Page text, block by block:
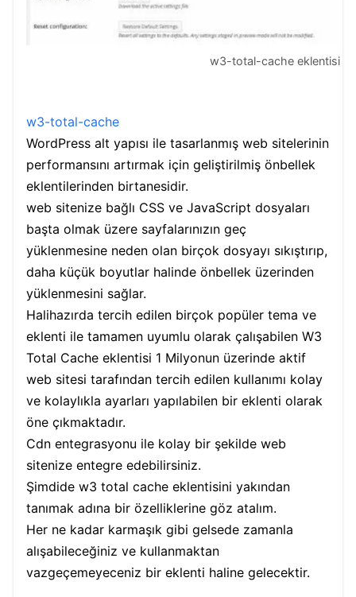
w3-total-cache eklentisi
w3-total-cache
WordPress alt yapısı ile tasarlanmış web sitelerinin
performansını artırmak için geliştirilmiş önbellek
eklentilerinden birtanesidir.
web sitenize bağlı CSS ve JavaScript dosyaları
başta olmak üzere sayfalarınızın geç
yüklenmesine neden olan birçok dosyayı sıkıştırıp,
daha küçük boyutlar halinde önbellek üzerinden
yüklenmesini sağlar.
Halihazırda tercih edilen birçok popüler tema ve
eklenti ile tamamen uyumlu olarak çalışabilen W3
Total Cache eklentisi 1 Milyonun üzerinde aktif
web sitesi tarafından tercih edilen kullanımı kolay
ve kolaylıkla ayarları yapılabilen bir eklenti olarak
öne çıkmaktadır.
Cdn entegrasyonu ile kolay bir şekilde web
sitenize entegre edebilirsiniz.
Şimdide w3 total cache eklentisini yakından
tanımak adına bir özelliklerine göz atalım.
Her ne kadar karmaşık gibi gelsede zamanla
alışabileceğiniz ve kullanmaktan
vazgeçemeyeceniz bir eklenti haline gelecektir.